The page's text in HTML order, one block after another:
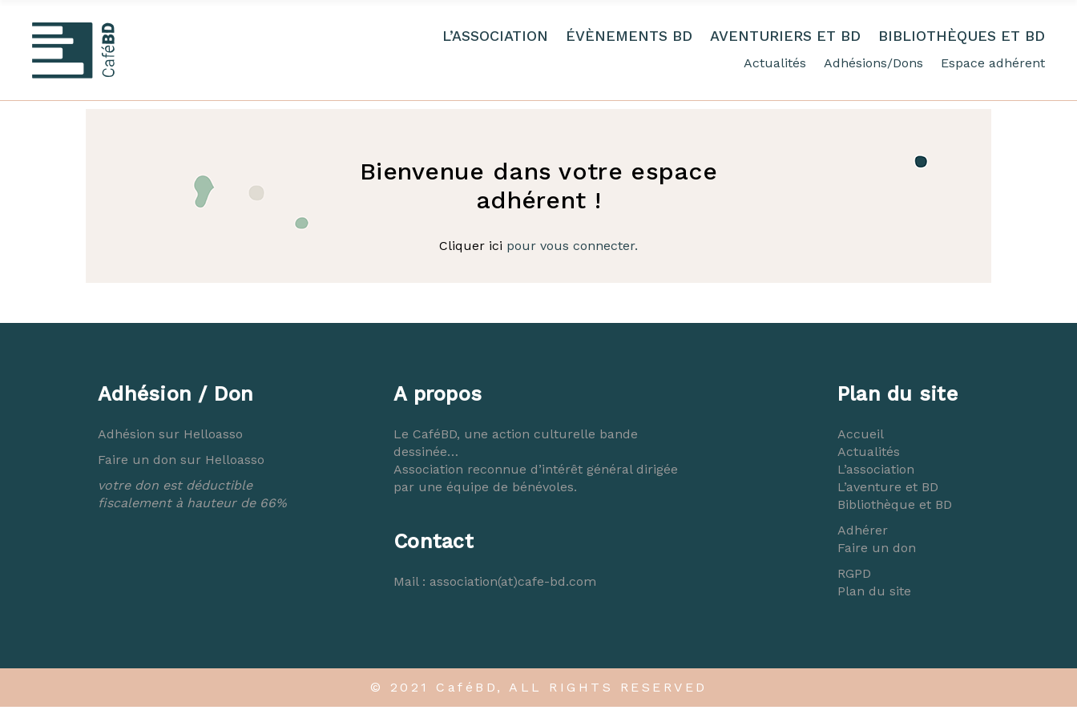
L’ASSOCIATION ÉVÈNEMENTS BD AVENTURIERS ET BD BIBLIOTHÈQUES ET BD
Actualités Adhésions/Dons Espace adhérent
Bienvenue dans votre espace
adhérent !
Cliquer ici pour vous connecter.
Adhésion / Don
Adhésion sur Helloasso
Faire un don sur Helloasso
votre don est déductible
fiscalement à hauteur de 66%
A propos
Le CaféBD, une action culturelle bande
dessinée…
Association reconnue d’intérêt général dirigée
par une équipe de bénévoles.
Contact
Mail : association(at)cafe-bd.com
Plan du site
Accueil
Actualités
L’association
L’aventure et BD
Bibliothèque et BD
Adhérer
Faire un don
RGPD
Plan du site
© 2021 CaféBD, ALL RIGHTS RESERVED